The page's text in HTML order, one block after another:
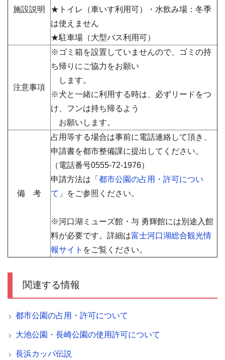
施設説明
★トイレ（車いす利用可）・水飲み場：冬季
は使えません
★駐車場（大型バス利用可）
注意事項
※ゴミ箱を設置していませんので、ゴミの持
ち帰りにご協力をお願い
します。
※犬と一緒に利用する時は、必ずリードをつ
け、フンは持ち帰るよう
お願いします。
備 考
占用等する場合は事前に電話連絡して頂き、
申請書を都市整備課に提出してください。
（電話番号0555-72-1976）
申請方法は「 都市公園の占用・許可につい
て 」をご参照ください。
※河口湖ミューズ館・与 勇輝館には別途入館
料が必要です。詳細は富士河口湖総合観光情
報サイト をご覧ください。
関連する情報
都市公園の占用・許可について
大池公園・長崎公園の使用許可について
長浜カッパ伝説